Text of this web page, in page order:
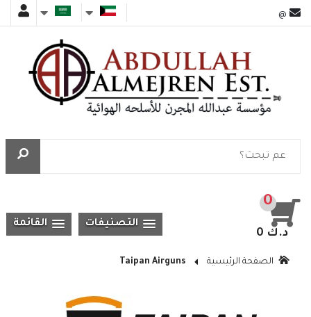
@
0
0 د.ك
القائمة التصنيفات
الصفحة الرئيسية Taipan Airguns